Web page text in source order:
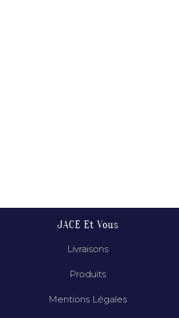
JACE Et Vous
Livraisons
Produits
Mentions Légales